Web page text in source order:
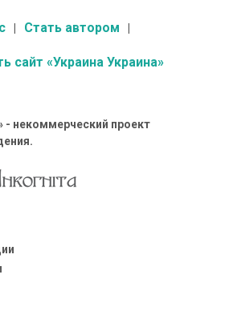
Стать автором
сайт «Украина Украина»
- некоммерческий проект